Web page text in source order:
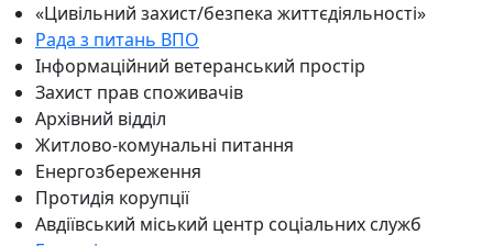
«Цивільний захист/безпека життєдіяльності»
Рада з питань ВПО
Інформаційний ветеранський простір
Захист прав споживачів
Архівний відділ
Житлово-комунальні питання
Енергозбереження
Протидія корупції
Авдіївський міський центр соціальних служб